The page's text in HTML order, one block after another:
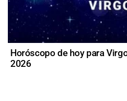
Horóscopo de hoy para
2026